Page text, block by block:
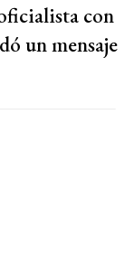
con
un mensaje